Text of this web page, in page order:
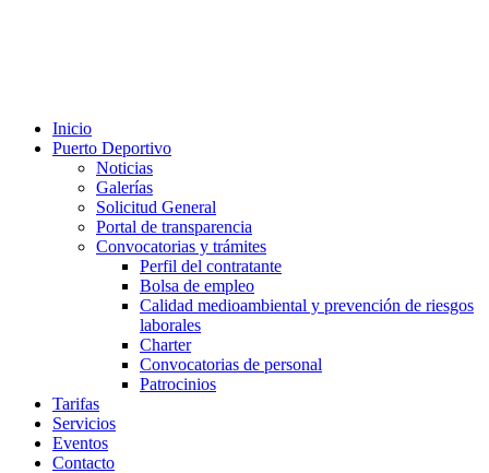
Inicio
Puerto Deportivo
Noticias
Galerías
Solicitud General
Portal de transparencia
Convocatorias y trámites
Perfil del contratante
Bolsa de empleo
Calidad medioambiental y prevención de riesgos
laborales
Charter
Convocatorias de personal
Patrocinios
Tarifas
Servicios
Eventos
Contacto